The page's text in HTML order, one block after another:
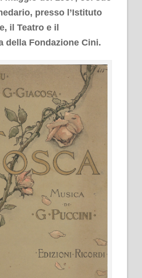
presso l’Istituto
il Teatro e il
della Fondazione Cini.